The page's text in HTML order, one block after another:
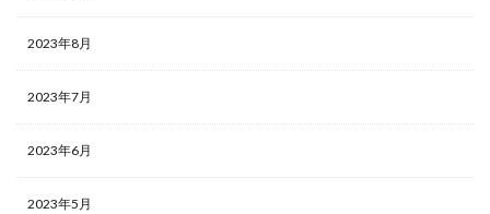
2023年8月
2023年7月
2023年6月
2023年5月